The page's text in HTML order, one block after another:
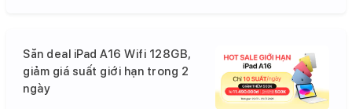
Săn deal iPad A16 Wifi 128GB,
giảm giá suất giới hạn trong 2
ngày